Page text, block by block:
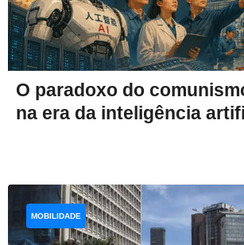
O paradoxo do
na era da inteligência
MOBILIDADE